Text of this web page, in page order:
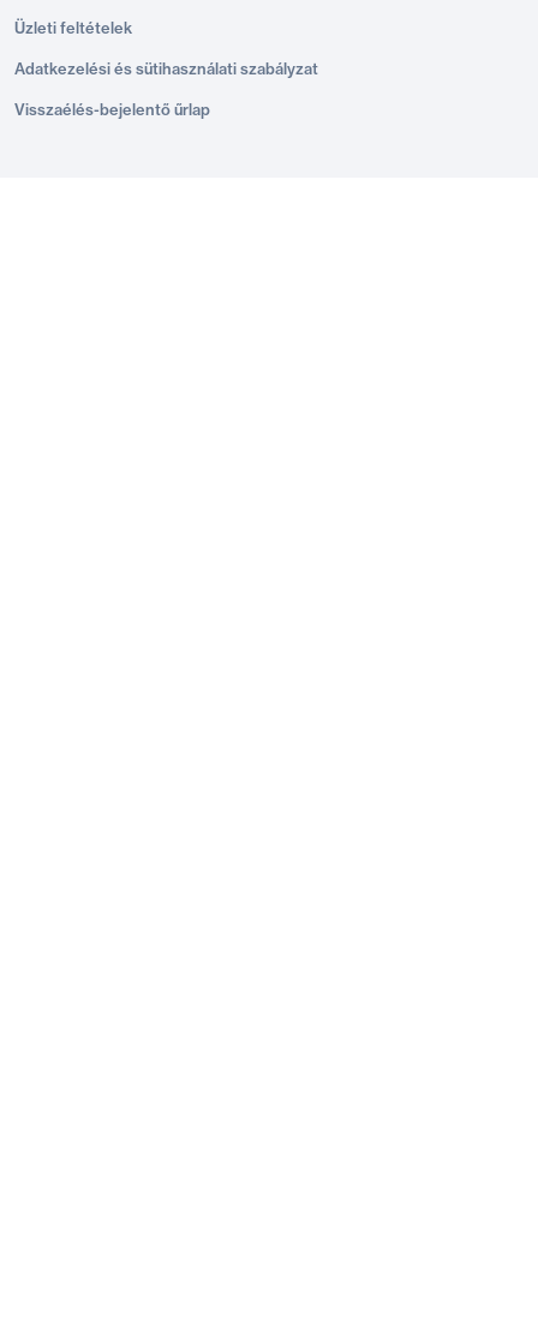
Üzleti feltételek
Adatkezelési és sütihasználati szabályzat
Visszaélés-bejelentő űrlap